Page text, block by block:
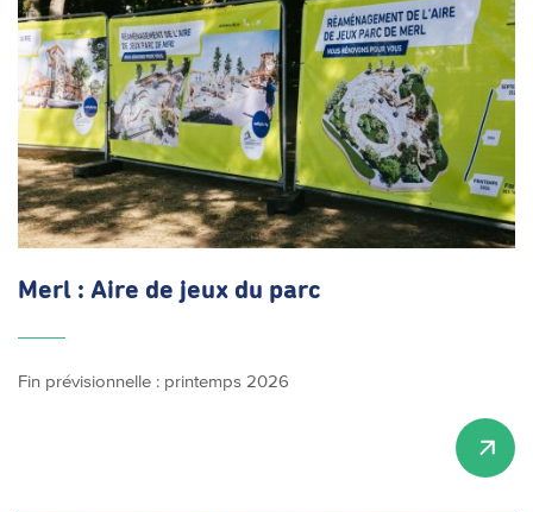
Merl : Aire de jeux du parc
Fin prévisionnelle : printemps 2026